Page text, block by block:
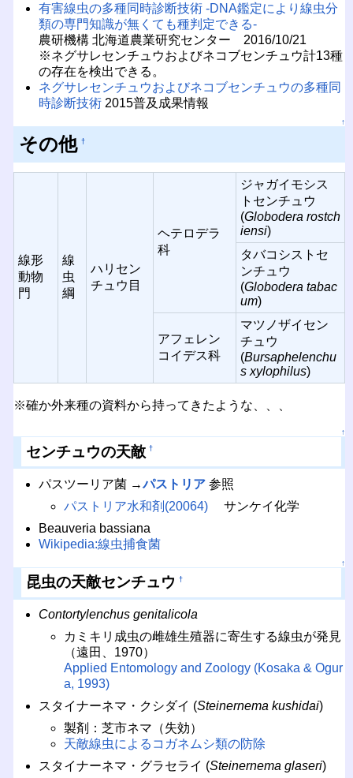
有害線虫の多種同時診断技術 -DNA鑑定により線虫分
類の専門知識が無くても種判定できる-
農研機構 北海道農業研究センター 2016/10/21
※ネグサレセンチュウおよびネコブセンチュウ計13種
の存在を検出できる。
ネグサレセンチュウおよびネコブセンチュウの多種同
時診断技術2015普及成果情報
↑
その他 †
線形
動物
門
線
虫
綱
ハリセン
チュウ目
ヘテロデラ
科
ジャガイモシス
トセンチュウ
(Globodera rostch
iensi)
タバコシストセ
ンチュウ
(Globodera tabac
um)
アフェレン
コイデス科
マツノザイセン
チュウ
(Bursaphelenchu
s xylophilus)
※確か外来種の資料から持ってきたような、、、
↑
センチュウの天敵 †
パスツーリア菌 →パストリア参照
パストリア水和剤(20064)サンケイ化学
Beauveria bassiana
Wikipedia:線虫捕食菌
↑
昆虫の天敵センチュウ †
Contortylenchus genitalicola
カミキリ成虫の雌雄生殖器に寄生する線虫が発見
（遠田、1970）
Applied Entomology and Zoology (Kosaka & Ogur
a, 1993)
スタイナーネマ・クシダイ (Steinernema kushidai)
製剤：芝市ネマ（失効）
天敵線虫によるコガネムシ類の防除
スタイナーネマ・グラセライ (Steinernema glaseri)